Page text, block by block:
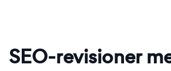
SEO-revisioner